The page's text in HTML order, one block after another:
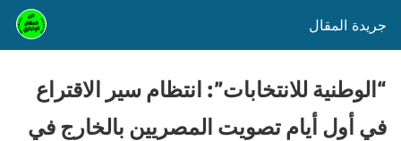
جريدة المقال
“الوطنية للانتخابات”: انتظام سير الاقتراع
في أول أيام تصويت المصريين بالخارج في